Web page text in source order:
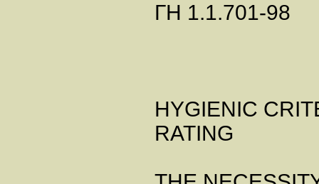
ГН 1.1.701-98
HYGIENIC
RATING